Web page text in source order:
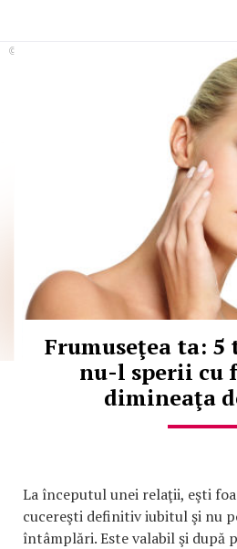
© Copyright: iStockphoto
Frumuseţea ta: 5
nu-l sperii cu
dimineaţa
La începutul unei relaţii, eşti
cucereşti definitiv iubitul şi nu
întâmplări. Este valabil şi după